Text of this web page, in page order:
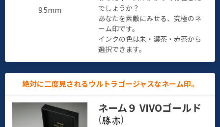
9.5mm
でしょうか？
あなたを素敵にみせる、究極のネ
ーム印です。
インクの色は朱・濃茶・赤茶から
選択できます。
絶対に二度見されるウルトラゴージャスなネーム印。
ネーム９ VIVOゴールド
(
)